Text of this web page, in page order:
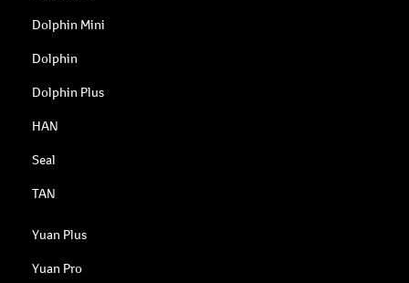
Dolphin Mini
Dolphin
Dolphin Plus
HAN
Seal
TAN
Yuan Plus
Yuan Pro